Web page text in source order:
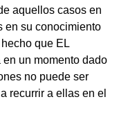
aquellos casos en
en su conocimiento
que EL
un momento dado
no puede ser
recurrir a ellas en el